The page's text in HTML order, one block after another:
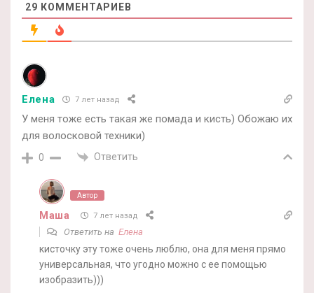
29 КОММЕНТАРИЕВ
Елена 7 лет назад
У меня тоже есть такая же помада и кисть) Обожаю их
для волосковой техники)
0 Ответить
Автор
Маша 7 лет назад
Ответить на Елена
кисточку эту тоже очень люблю, она для меня прямо
универсальная, что угодно можно с ее помощью
изобразить)))